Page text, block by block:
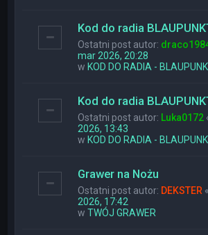
Kod do radia
Ostatni post autor:
mar 2026, 20:28
w KOD DO RADIA -
Kod do radia
Ostatni post autor: Luka0172
2026, 13:43
w KOD DO RADIA -
Grawer na Nożu
Ostatni post autor: DEKSTER
2026, 17:42
wTWÓJ GRAWER